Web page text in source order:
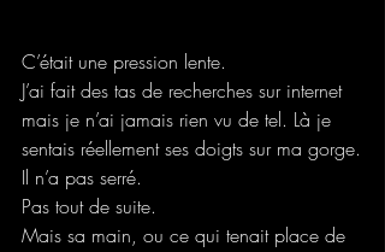
C’était une pression lente.
J’ai fait des tas de recherches sur internet
mais je n’ai jamais rien vu de tel. Là je
sentais réellement ses doigts sur ma gorge.
Il n’a pas serré.
Pas tout de suite.
Mais sa main, ou ce qui tenait place de